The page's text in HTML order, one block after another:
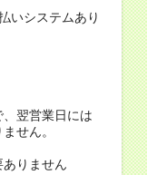
いシステムあり
、翌営業日には
せん。
りません